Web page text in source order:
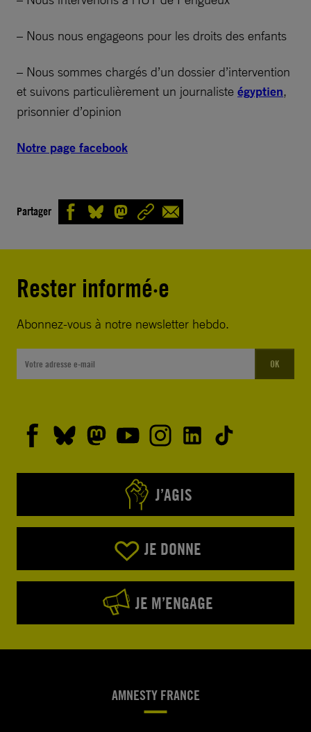
– Nous nous engageons pour les droits des enfants
– Nous sommes chargés d’un dossier d’intervention
et suivons particulièrement un journaliste égyptien,
prisonnier d’opinion
Notre page facebook
Partager
Rester informé·e
Abonnez-vous à notre newsletter hebdo.
OK
J’AGIS
JE DONNE
JE M’ENGAGE
AMNESTY FRANCE